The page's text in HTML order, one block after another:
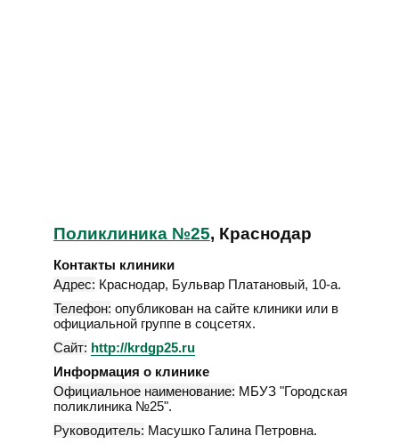
Поликлиника №25, Краснодар
Контакты клиники
Адрес: Краснодар, Бульвар Платановый, 10-а.
Телефон: опубликован на сайте клиники или в
официальной группе в соцсетях.
Сайт: http://krdgp25.ru
Информация о клинике
Официальное наименование: МБУЗ "Городская
поликлиника №25".
Руководитель: Масушко Галина Петровна.